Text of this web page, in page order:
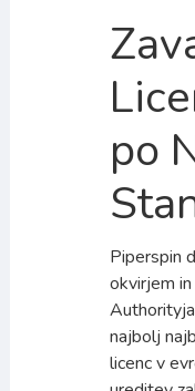
po
Piperspin
okvirjem
najbolj
licenc v